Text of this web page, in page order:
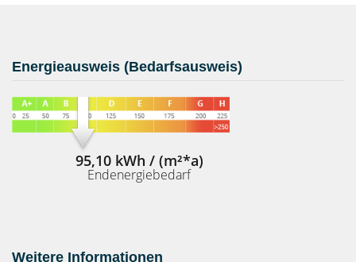
Energieausweis (Bedarfsausweis)
95,10 kWh / (m²*a)
Endenergiebedarf
Weitere Informationen